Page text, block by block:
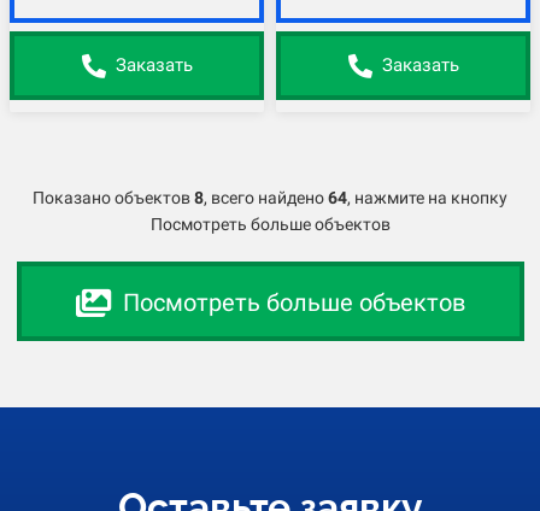
Заказать Заказать
Показано объектов8, всего найдено64, нажмите на кнопку
Посмотреть больше объектов
Посмотреть больше объектов